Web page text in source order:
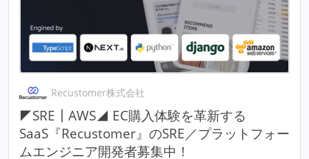
Recustomer株式会社
◤SRE┃AWS◢ EC購入体験を革新する
SaaS『Recustomer』のSRE／プラットフォー
ムエンジニア開発者募集中！